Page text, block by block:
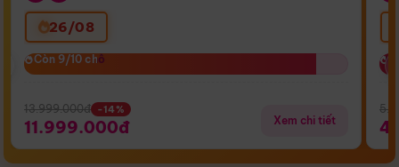
26/08
Còn 9/10 chỗ
Còn 9/10 chỗ
13.999.000đ -14%
11.999.000đ Xem chi tiết